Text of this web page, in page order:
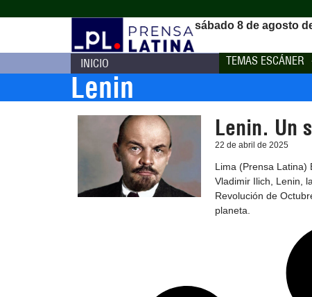
sábado 8 de agosto
INICIO TEMAS ESCÁNER
Lenin
Lenin. Un
22 de abril de 2025
Lima (Prensa Latina)
Vladimir Ilich, Lenin,
Revolución de
planeta.